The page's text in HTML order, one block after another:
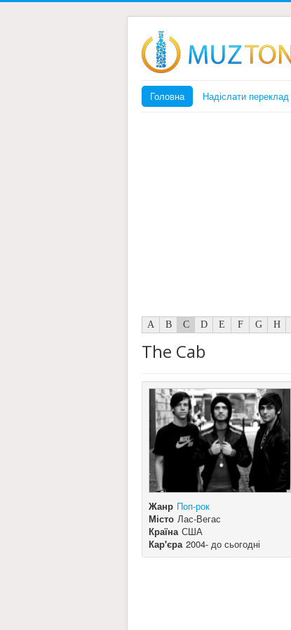
Головна Надіслати переклад
A B C D E F G H
The Cab
Жанр Поп-рок
Місто Лас-Вегас
Країна США
Кар'єра 2004- до сьогодні